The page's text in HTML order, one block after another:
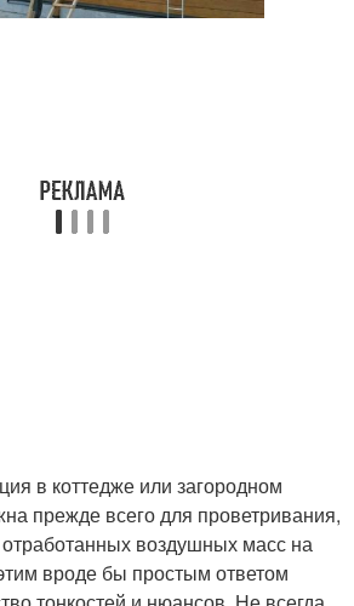
в коттедже или загородном
прежде всего для проветривания,
воздушных масс на
вроде бы простым ответом